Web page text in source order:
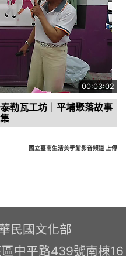
00:03:02
勒瓦工坊｜平埔聚落故事
國立臺南生活美學館影音頻道 上傳
民國文化部
中平路439號南棟16